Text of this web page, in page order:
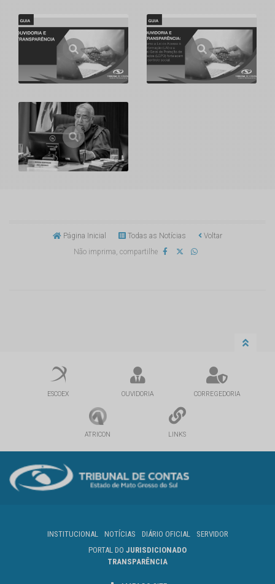
Página Inicial Todas as Notícias
Voltar
Não imprima, compartilhe
ESCOEX OUVIDORIA CORREGEDORIA
ATRICON LINKS
INSTITUCIONAL NOTÍCIAS DIÁRIO OFICIAL
SERVIDOR
PORTAL DO JURISDICIONADO
TRANSPARÊNCIA